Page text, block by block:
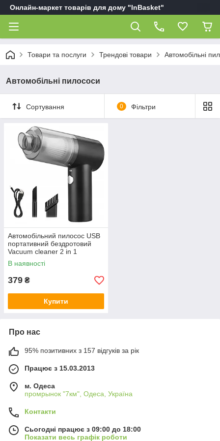
Онлайн-маркет товарів для дому "InBasket"
Товари та послуги Трендові товари Автомобільні
Автомобільні пилососи
Сортування 0 Фільтри
Автомобільний пилосос USB
портативний бездротовий
Vacuum cleaner 2 in 1
В наявності
379 ₴
Купити
Про нас
95% позитивних з 157 відгуків за рік
Працює з 15.03.2013
м. Одеса
промрынок "7км", Одеса, Україна
Контакти
Сьогодні працює з 09:00 до 18:00
Показати весь графік роботи